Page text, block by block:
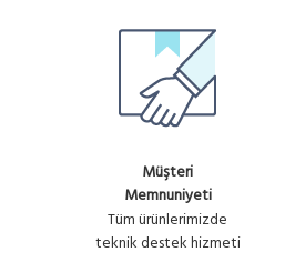
Müşteri
Memnuniyeti
Tüm ürünlerimizde
teknik destek hizmeti